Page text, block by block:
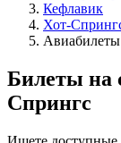
Кефлавик
Хот-
Билеты на
Спрингс